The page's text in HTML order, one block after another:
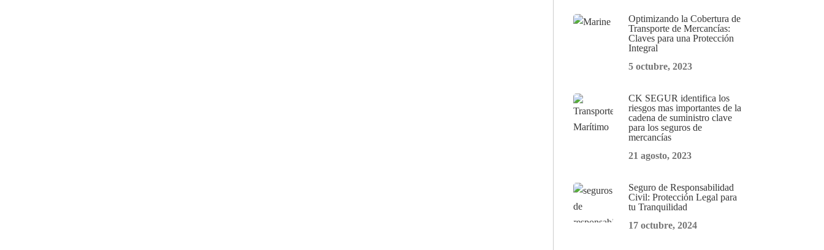
Optimizando la Cobertura de
Transporte de Mercancías:
Claves para una Protección
Integral
5 octubre, 2023
CK SEGUR identifica los
riesgos mas importantes de la
cadena de suministro clave
para los seguros de
mercancías
21 agosto, 2023
Seguro de Responsabilidad
Civil: Protección Legal para
tu Tranquilidad
17 octubre, 2024